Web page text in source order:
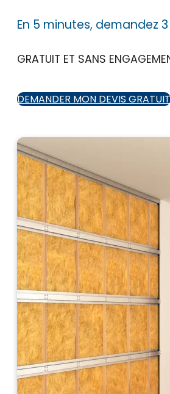
En 5 minutes, demandez
GRATUIT ET SANS
DEMANDER MON DEVIS GRATUIT